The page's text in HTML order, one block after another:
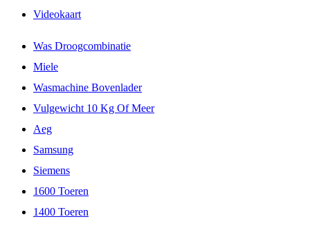
Videokaart
Was Droogcombinatie
Miele
Wasmachine Bovenlader
Vulgewicht 10 Kg Of Meer
Aeg
Samsung
Siemens
1600 Toeren
1400 Toeren